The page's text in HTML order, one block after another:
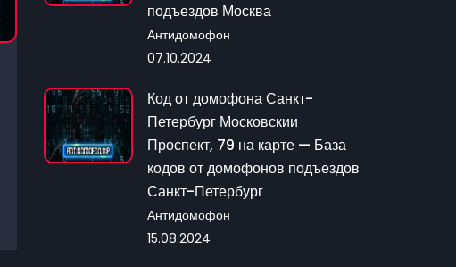
подъездов Москва
Антидомофон
07.10.2024
Код от домофона Санкт-
Петербург Московскии
Проспект, 79 на карте — База
кодов от домофонов подъездов
Санкт-Петербург
Антидомофон
15.08.2024